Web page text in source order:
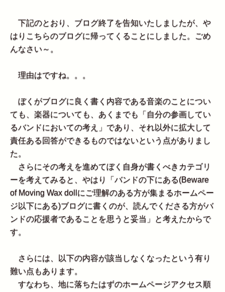
下記のとおり、ブログ終了を告知いたしましたが、や
はりこちらのブログに帰ってくることにしました。ごめ
んなさい～。
理由はですね。。。
ぼくがブログに良く書く内容である音楽のことについ
ても、楽器についても、あくまでも「自分の参画してい
るバンドにおいての考え」であり、それ以外に拡大して
責任ある回答ができるものではないという点がありまし
た。
さらにその考えを進めてぼく自身が書くべきカテゴリ
ーを考えてみると、やはり「バンドの下にある(Beware
of Moving Wax dollにご理解のある方が集まるホームペー
ジ以下にある)ブログに書くのが、読んでくださる方がバ
ンドの応援者であることを思うと妥当」と考えたからで
す。
さらには、以下の内容が該当しなくなったという有り
難い点もあります。
すなわち、地に落ちたはずのホームページアクセス順